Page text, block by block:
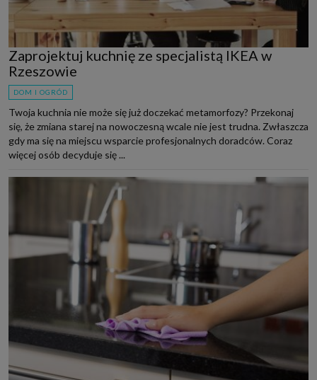
Zaprojektuj kuchnię ze specjalistą IKEA w
Rzeszowie
DOM I OGRÓD
Twoja kuchnia nie może się już doczekać metamorfozy? Przekonaj
się, że zmiana starej na nowoczesną wcale nie jest trudna. Zwłaszcza
gdy ma się na miejscu wsparcie profesjonalnych doradców. Coraz
więcej osób decyduje się ...